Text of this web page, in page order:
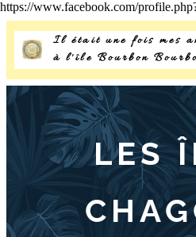
https://www.facebook.com/
Il était une fois mes
à l'île Bourbon
LES